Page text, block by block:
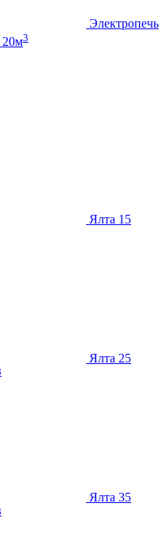
Электропечь
20м3
Ялта 15
Ялта 25
Ялта 35